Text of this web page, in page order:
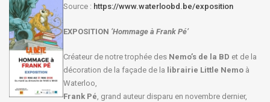
Source : https://www.waterloobd.be/exposition
EXPOSITION ‘Hommage à Frank Pé’
Créateur de notre trophée des Nemo’s de la BD et de la
décoration de la façade de la librairie Little Nemo à
Waterloo,
Frank Pé, grand auteur disparu en novembre dernier,